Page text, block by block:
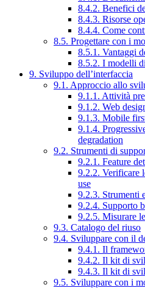
8.4.2. Benefici
8.4.3. Risorse
8.4.4. Come
8.5. Progettare con i
8.5.1. Vantaggi
8.5.2. I modelli
9. Sviluppo dell’interfaccia
9.1. Approccio allo
9.1.1. Attività
9.1.2. Web
9.1.3. Mobile
9.1.4.
degradation
9.2. Strumenti di
9.2.1. Feature
9.2.2. Verificare
use
9.2.3. Strumenti
9.2.4. Supporto
9.2.5. Misurare
9.3. Catalogo del riuso
9.4. Sviluppare con il
9.4.1. Il
9.4.2. Il kit di
9.4.3. Il kit di
9.5. Sviluppare con i